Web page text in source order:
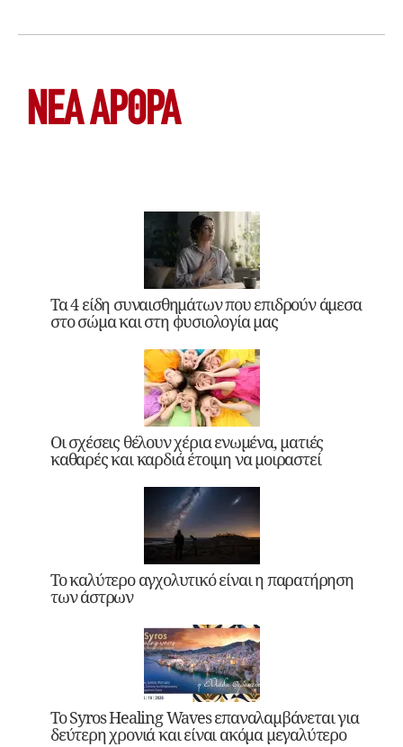
ΝΕΑ ΆΡΘΡΑ
Τα 4 είδη συναισθημάτων που επιδρούν άμεσα
στο σώμα και στη φυσιολογία μας
Οι σχέσεις θέλουν χέρια ενωμένα, ματιές
καθαρές και καρδιά έτοιμη να μοιραστεί
Το καλύτερο αγχολυτικό είναι η παρατήρηση
των άστρων
Το Syros Healing Waves επαναλαμβάνεται για
δεύτερη χρονιά και είναι ακόμα μεγαλύτερο